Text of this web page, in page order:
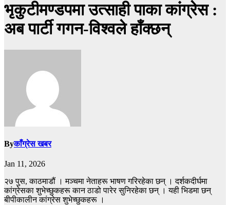
भृकुटीमण्डपमा उत्साही पाका कांग्रेस :
अब पार्टी गगन-विश्वले हाँक्छन्
Byकाँग्रेस खबर
Jan 11, 2026
२७ पुस, काठमाडौं । मञ्चमा नेताहरू भाषण गरिरहेका छन् । दर्शकदीर्घमा
कांग्रेसका शुभेच्छुकहरू कान ठाडो पारेर सुनिरहेका छन् । यही भिडमा छन्
बीपीकालीन कांग्रेस शुभेच्छुकहरू ।